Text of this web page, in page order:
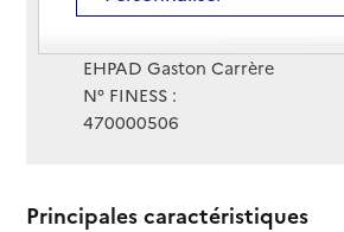
Site Internet
Site internet non renseigné
EHPAD Gaston Carrère
N° FINESS :
470000506
Principales caractéristiques